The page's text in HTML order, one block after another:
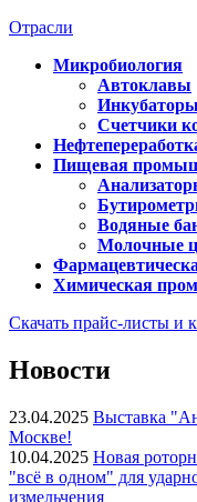
Отрасли
Микробиология
Автоклавы
Инкубаторы
Счетчики
Пищевая
Водяные
Молочные
Химическая
Скачать прайс-листы и
Новости
23.04.2025 Выставка
Москве!
10.04.2025 Новая
"всё в одном" для
измельчения